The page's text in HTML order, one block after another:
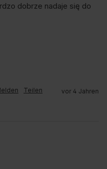
dobrze nadaje się do
Teilen vor 4 Jahren